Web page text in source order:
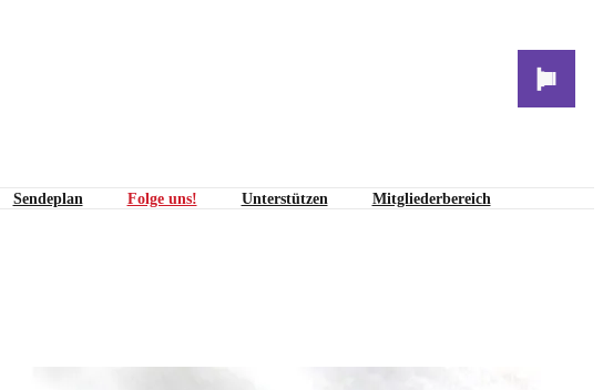
Sendeplan Folge uns! Unterstützen Mitgliederbereich